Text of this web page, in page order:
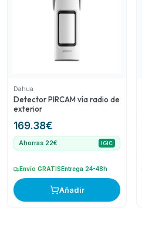
Dahua
Detector PIRCAM vía radio de
exterior
169.38€
Ahorras 22€ IGIC
Envío GRATIS Entrega 24-48h
Añadir